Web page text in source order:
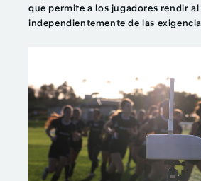
que permite a los jugadores rendir al
independientemente de las